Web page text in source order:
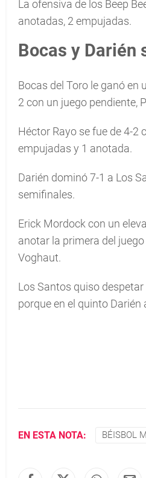
La ofensiva de los Beep
anotadas, 2 empujadas.
Bocas y Darién
Bocas del Toro le ganó en
2 con un juego pendiente,
Héctor Rayo se fue de 4-2
empujadas y 1 anotada.
Darién dominó 7-1 a Los
semifinales.
Erick Mordock con un
anotar la primera del
Voghaut.
Los Santos quiso
porque en el quinto
EN ESTA NOTA: BÉISBOL